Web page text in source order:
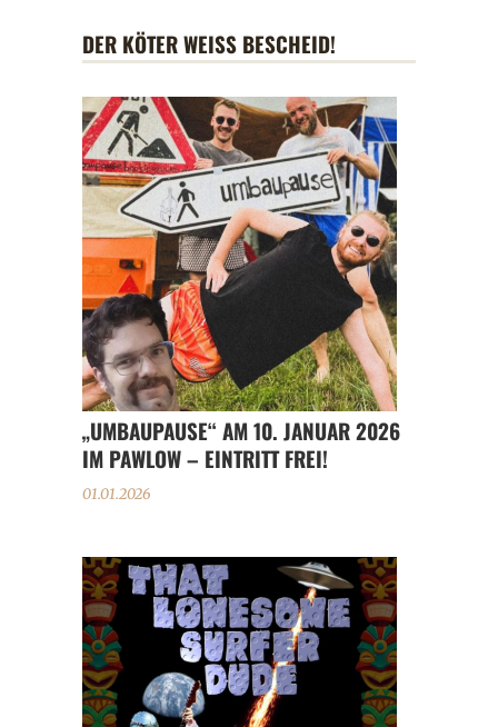
DER KÖTER WEISS BESCHEID!
„UMBAUPAUSE“ AM 10. JANUAR 2026
IM PAWLOW – EINTRITT FREI!
01.01.2026